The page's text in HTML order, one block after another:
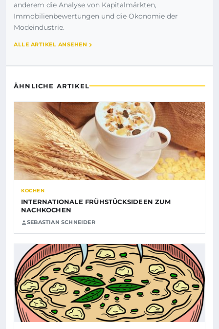
anderem die Analyse von Kapitalmärkten,
Immobilienbewertungen und die Ökonomie der
Modeindustrie.
ALLE ARTIKEL ANSEHEN
ÄHNLICHE ARTIKEL
KOCHEN
INTERNATIONALE FRÜHSTÜCKSIDEEN ZUM
NACHKOCHEN
SEBASTIAN SCHNEIDER